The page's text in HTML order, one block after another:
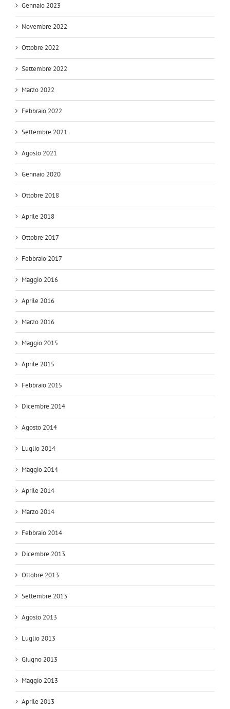
Gennaio 2023
Novembre 2022
Ottobre 2022
Settembre 2022
Marzo 2022
Febbraio 2022
Settembre 2021
Agosto 2021
Gennaio 2020
Ottobre 2018
Aprile 2018
Ottobre 2017
Febbraio 2017
Maggio 2016
Aprile 2016
Marzo 2016
Maggio 2015
Aprile 2015
Febbraio 2015
Dicembre 2014
Agosto 2014
Luglio 2014
Maggio 2014
Aprile 2014
Marzo 2014
Febbraio 2014
Dicembre 2013
Ottobre 2013
Settembre 2013
Agosto 2013
Luglio 2013
Giugno 2013
Maggio 2013
Aprile 2013